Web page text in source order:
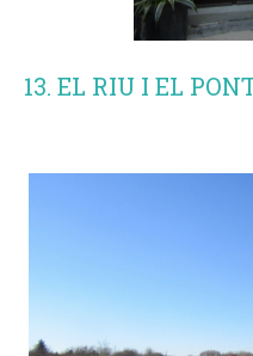
13. EL RIU I EL